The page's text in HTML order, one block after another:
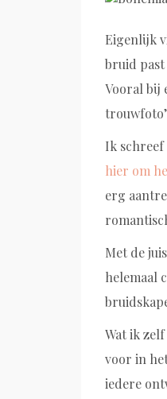
Eigenlijk
bruid past
Vooral bij
Ik schreef
hier om
erg
Met de
helemaal
Wat ik
voor in
iedere